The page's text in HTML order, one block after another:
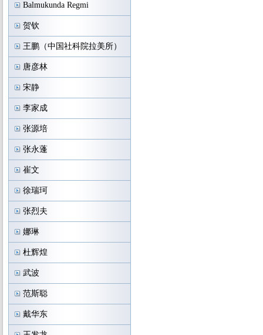
Balmukunda Regmi
贺钦
王鹏（中国社科院拉美所）
唐彦林
宋静
李家成
张源培
张永蓬
崔文
徐瑞珂
张烈夫
娜琳
杜辉煌
武波
范斯聪
戴华东